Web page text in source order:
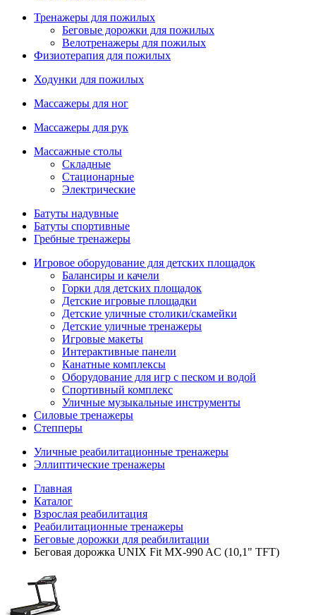
Тренажеры для пожилых
Беговые дорожки для пожилых
Велотренажеры для пожилых
Физиотерапия для пожилых
Ходунки для пожилых
Массажеры для ног
Массажеры для рук
Массажные столы
Складные
Стационарные
Электрические
Батуты надувные
Батуты спортивные
Гребные тренажеры
Игровое оборудование для детских площадок
Балансиры и качели
Горки для детских площадок
Детские игровые площадки
Детские уличные столики/скамейки
Детские уличные тренажеры
Игровые макеты
Интерактивные панели
Канатные комплексы
Оборудование для игр с песком и водой
Спортивный комплекс
Уличные музыкальные инструменты
Силовые тренажеры
Степперы
Уличные реабилитационные тренажеры
Эллиптические тренажеры
Главная
Каталог
Взрослая реабилитация
Реабилитационные тренажеры
Беговые дорожки для реабилитации
Беговая дорожка UNIX Fit MX-990 AC (10,1" TFT)